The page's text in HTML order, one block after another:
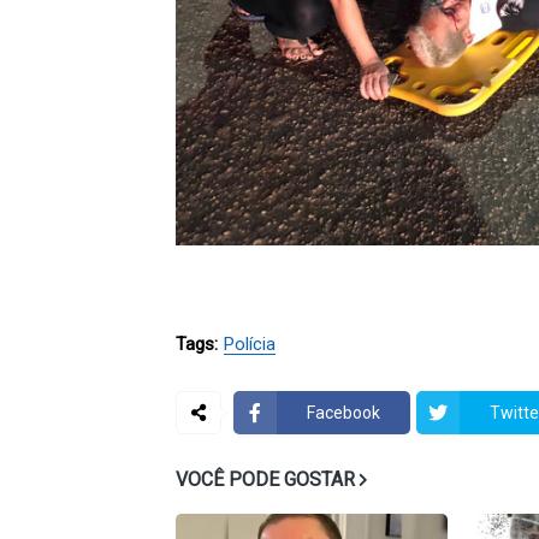
Tags: Polícia
Facebook
VOCÊ PODE GOSTAR